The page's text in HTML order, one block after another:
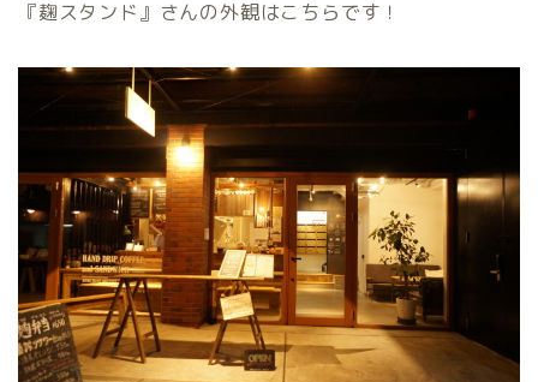
『麹スタンド』さんの外観はこちらです！